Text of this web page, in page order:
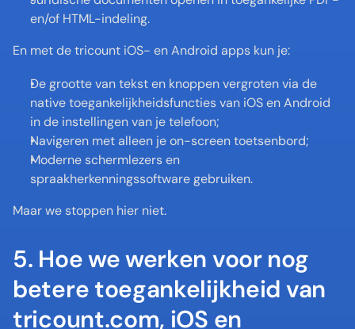
en/of HTML-indeling.
En met de tricount iOS- en Android apps kun je:
De grootte van tekst en knoppen vergroten via de
native toegankelijkheidsfuncties van iOS en Android
in de instellingen van je telefoon;
Navigeren met alleen je on-screen toetsenbord;
Moderne schermlezers en
spraakherkenningssoftware gebruiken.
Maar we stoppen hier niet.
5. Hoe we werken voor nog
betere toegankelijkheid van
tricount.com, iOS en